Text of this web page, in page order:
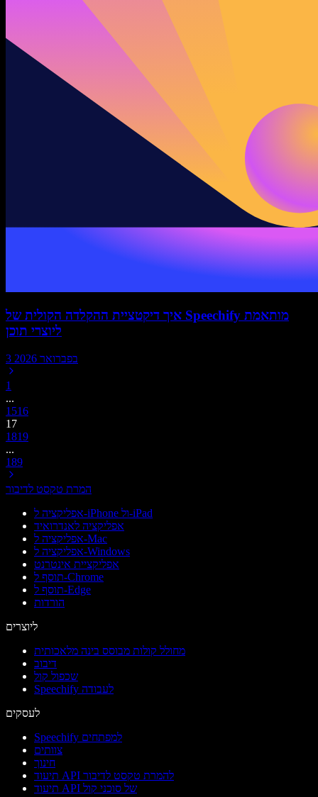
איך דיקטציית ההקלדה הקולית של Speechify מותאמת
ליוצרי תוכן
3 בפברואר 2026
1
...
1516
17
1819
...
189
המרת טקסט לדיבור
אפליקציה ל-iPhone ול-iPad
אפליקציה לאנדרואיד
אפליקציה ל-Mac
אפליקציה ל-Windows
אפליקציית אינטרנט
תוסף ל-Chrome
תוסף ל-Edge
הורדות
ליוצרים
מחולל קולות מבוסס בינה מלאכותית
דיבוב
שכפול קול
Speechify לעבודה
לעסקים
Speechify למפתחים
צוותים
חינוך
תיעוד API להמרת טקסט לדיבור
תיעוד API של סוכני קול